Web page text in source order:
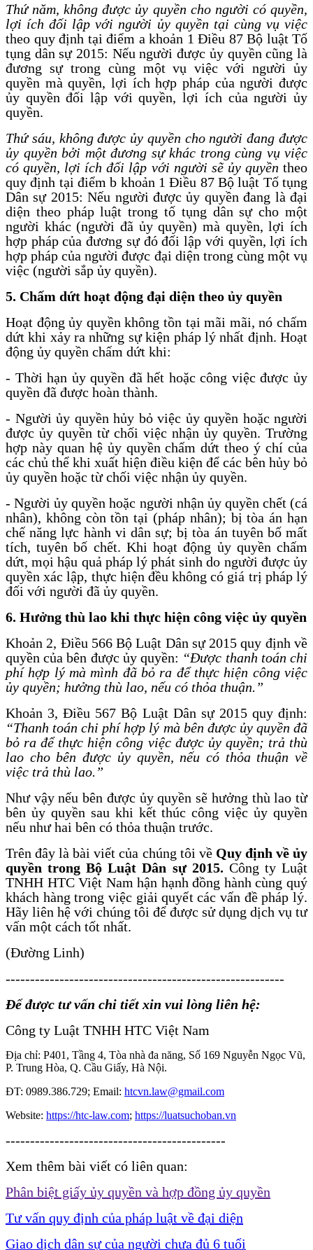
Thứ năm, không được ủy quyền cho người có quyền,
lợi ích đối lập với người ủy quyền tại cùng vụ việc
theo quy định tại điểm a khoản 1 Điều 87 Bộ luật Tố
tụng dân sự 2015: Nếu người được ủy quyền cũng là
đương sự trong cùng một vụ việc với người ủy
quyền mà quyền, lợi ích hợp pháp của người được
ủy quyền đối lập với quyền, lợi ích của người ủy
quyền.
Thứ sáu, không được ủy quyền cho người đang được
ủy quyền bởi một đương sự khác trong cùng vụ việc
có quyền, lợi ích đối lập với người sẽ ủy quyền theo
quy định tại điểm b khoản 1 Điều 87 Bộ luật Tố tụng
Dân sự 2015: Nếu người được ủy quyền đang là đại
diện theo pháp luật trong tố tụng dân sự cho một
người khác (người đã ủy quyền) mà quyền, lợi ích
hợp pháp của đương sự đó đối lập với quyền, lợi ích
hợp pháp của người được đại diện trong cùng một vụ
việc (người sắp ủy quyền).
5. Chấm dứt hoạt động đại diện theo ủy quyền
Hoạt động ủy quyền không tồn tại mãi mãi, nó chấm
dứt khi xảy ra những sự kiện pháp lý nhất định. Hoạt
động ủy quyền chấm dứt khi:
- Thời hạn ủy quyền đã hết hoặc công việc được ủy
quyền đã được hoàn thành.
- Người ủy quyền hủy bỏ việc ủy quyền hoặc người
được ủy quyền từ chối việc nhận ủy quyền. Trường
hợp này quan hệ ủy quyền chấm dứt theo ý chí của
các chủ thể khi xuất hiện điều kiện để các bên hủy bỏ
ủy quyền hoặc từ chối việc nhận ủy quyền.
- Người ủy quyền hoặc người nhận ủy quyền chết (cá
nhân), không còn tồn tại (pháp nhân); bị tòa án hạn
chế năng lực hành vi dân sự; bị tòa án tuyên bố mất
tích, tuyên bố chết. Khi hoạt động ủy quyền chấm
dứt, mọi hậu quả pháp lý phát sinh do người được ủy
quyền xác lập, thực hiện đều không có giá trị pháp lý
đối với người đã ủy quyền.
6. Hưởng thù lao khi thực hiện công việc ủy quyền
Khoản 2, Điều 566 Bộ Luật Dân sự 2015 quy định về
quyền của bên được ủy quyền: “Được thanh toán chi
phí hợp lý mà mình đã bỏ ra để thực hiện công việc
ủy quyền; hưởng thù lao, nếu có thỏa thuận.”
Khoản 3, Điều 567 Bộ Luật Dân sự 2015 quy định:
“Thanh toán chi phí hợp lý mà bên được ủy quyền đã
bỏ ra để thực hiện công việc được ủy quyền; trả thù
lao cho bên được ủy quyền, nếu có thỏa thuận về
việc trả thù lao.”
Như vậy nếu bên được ủy quyền sẽ hưởng thù lao từ
bên ủy quyền sau khi kết thúc công việc ủy quyền
nếu như hai bên có thỏa thuận trước.
Trên đây là bài viết của chúng tôi về Quy định về ủy
quyền trong Bộ Luật Dân sự 2015. Công ty Luật
TNHH HTC Việt Nam hận hạnh đồng hành cùng quý
khách hàng trong việc giải quyết các vấn đề pháp lý.
Hãy liên hệ với chúng tôi để được sử dụng dịch vụ tư
vấn một cách tốt nhất.
(Đường Linh)
---------------------------------------------------------
Để được tư vấn chi tiết xin vui lòng liên hệ:
Công ty Luật TNHH HTC Việt Nam
Địa chỉ: P401, Tầng 4, Tòa nhà đa năng, Số 169 Nguyễn Ngọc Vũ,
P. Trung Hòa, Q. Cầu Giấy, Hà Nội.
ĐT: 0989.386.729; Email: htcvn.law@gmail.com
Website: https://htc-law.com; https://luatsuchoban.vn
---------------------------------------------
Xem thêm bài viết có liên quan:
Phân biệt giấy ủy quyền và hợp đồng ủy quyền
Tư vấn quy định của pháp luật về đại diện
Giao dịch dân sự của người chưa đủ 6 tuổi